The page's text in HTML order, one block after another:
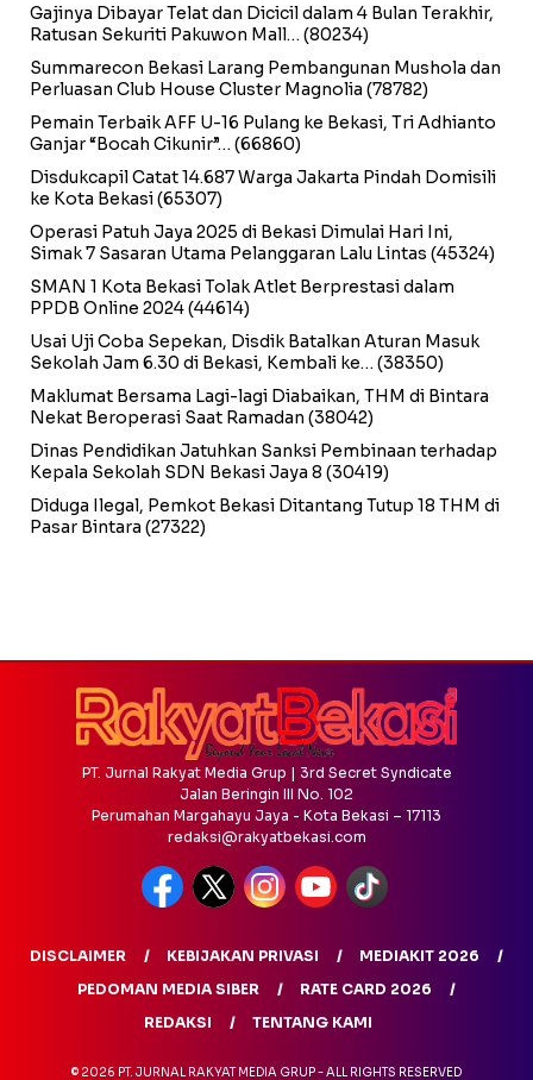
Gajinya Dibayar Telat dan Dicicil dalam 4 Bulan Terakhir,
Ratusan Sekuriti Pakuwon Mall… (80234)
Summarecon Bekasi Larang Pembangunan Mushola dan
Perluasan Club House Cluster Magnolia (78782)
Pemain Terbaik AFF U-16 Pulang ke Bekasi, Tri Adhianto
Ganjar “Bocah Cikunir”… (66860)
Disdukcapil Catat 14.687 Warga Jakarta Pindah Domisili
ke Kota Bekasi(65307)
Operasi Patuh Jaya 2025 di Bekasi Dimulai Hari Ini,
Simak 7 Sasaran Utama Pelanggaran Lalu Lintas (45324)
SMAN 1 Kota Bekasi Tolak Atlet Berprestasi dalam
PPDB Online 2024(44614)
Usai Uji Coba Sepekan, Disdik Batalkan Aturan Masuk
Sekolah Jam 6.30 di Bekasi, Kembali ke… (38350)
Maklumat Bersama Lagi-lagi Diabaikan, THM di Bintara
Nekat Beroperasi Saat Ramadan (38042)
Dinas Pendidikan Jatuhkan Sanksi Pembinaan terhadap
Kepala Sekolah SDN Bekasi Jaya 8 (30419)
Diduga Ilegal, Pemkot Bekasi Ditantang Tutup 18 THM di
Pasar Bintara (27322)
PT. Jurnal Rakyat Media Grup | 3rd Secret Syndicate
Jalan Beringin III No. 102
Perumahan Margahayu Jaya - Kota Bekasi – 17113
redaksi@rakyatbekasi.com
DISCLAIMER KEBIJAKAN PRIVASI
MEDIAKIT 2026
PEDOMAN MEDIA SIBER
RATE CARD 2026
REDAKSI
TENTANG KAMI
© 2026 PT. JURNAL RAKYAT MEDIA GRUP - ALL RIGHTS RESERVED